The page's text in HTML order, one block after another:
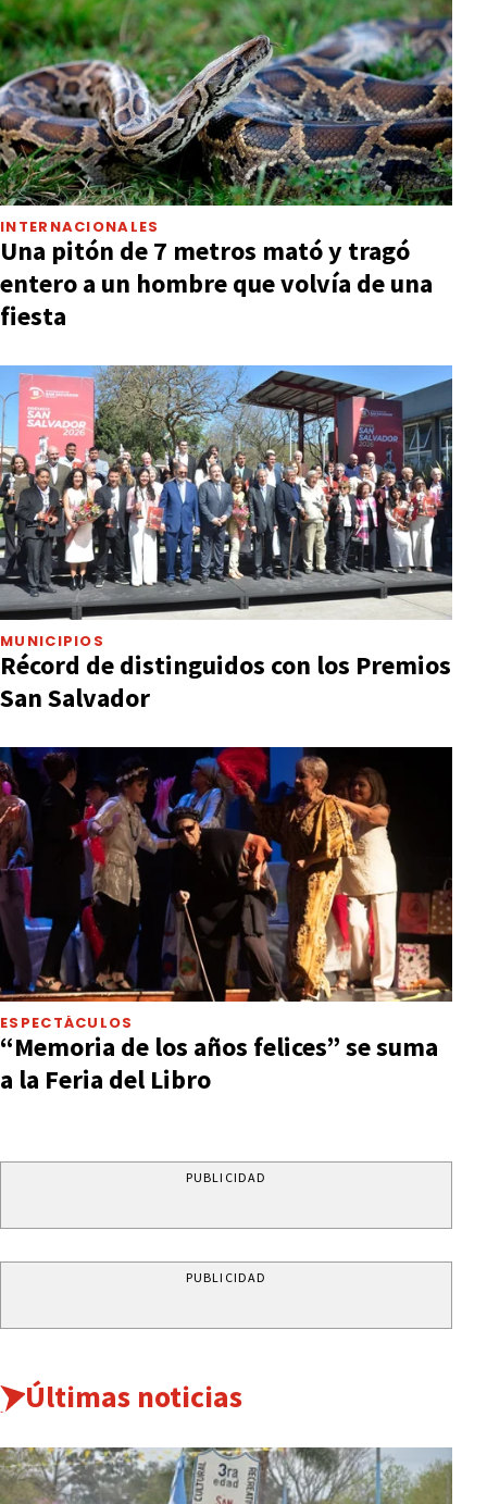
INTERNACIONALES
Una pitón de 7 metros mató y tragó
entero a un hombre que volvía de una
fiesta
MUNICIPIOS
Récord de distinguidos con los Premios
San Salvador
ESPECTÁCULOS
“Memoria de los años felices” se suma
a la Feria del Libro
PUBLICIDAD
PUBLICIDAD
Últimas noticias